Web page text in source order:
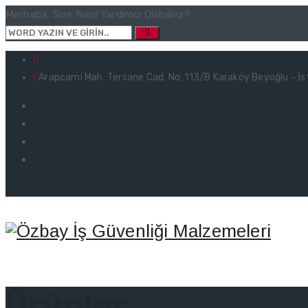
Merhaba, Size Nasıl Yardımcı Olabiliriz?
Arapcami Mah. Tersane Cad. No: 113/B Karaköy Beyoğlu -